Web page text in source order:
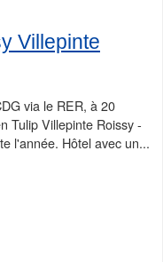
Villepinte
via le RER, à 20
Tulip Villepinte Roissy -
l'année. Hôtel avec un...